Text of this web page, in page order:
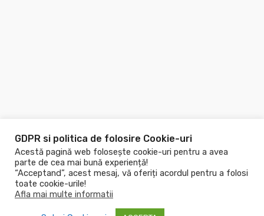
! Toate drepturile rezervate!
GDPR si politica de folosire Cookie-uri
Acestă pagină web folosește cookie-uri pentru a avea
parte de cea mai bună experiență!
“Acceptand”, acest mesaj, vă oferiți acordul pentru a folosi
toate cookie-urile!
Afla mai multe informatii